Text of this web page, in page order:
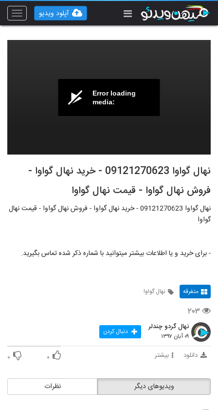
Toggle
آپلود ویدیو
Error loading
media:
نهال گواوا 09121270623 - خرید نهال گواوا -
فروش نهال گواوا - قیمت نهال گواوا
نهال گواوا 09121270623 - خرید نهال گواوا - فروش نهال گواوا - قیمت نهال
گواوا
- برای خرید و یا اطلاعات بیشتر میتوانید با شماره ذکر شده تماس بگیرید.
متفرقه نهال گواوا
۲۰۳
نهال گردو چندلر
۰۹ آبان ۱۳۹۷ دنبال کردن
دانلود بیشتر ۰ ۰
نظرات ویدیوهای دیگر